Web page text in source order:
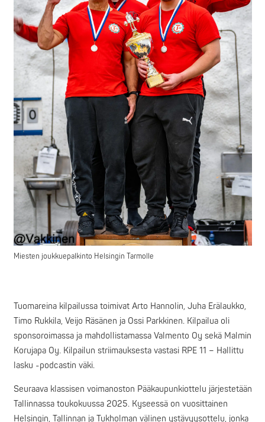
Miesten joukkuepalkinto Helsingin Tarmolle
Tuomareina kilpailussa toimivat Arto Hannolin, Juha Erälaukko,
Timo Rukkila, Veijo Räsänen ja Ossi Parkkinen. Kilpailua oli
sponsoroimassa ja mahdollistamassa Valmento Oy sekä Malmin
Korujapa Oy. Kilpailun striimauksesta vastasi RPE 11 – Hallittu
lasku -podcastin väki.
Seuraava klassisen voimanoston Pääkaupunkiottelu järjestetään
Tallinnassa toukokuussa 2025. Kyseessä on vuosittainen
Helsingin, Tallinnan ja Tukholman välinen ystävyysottelu, jonka